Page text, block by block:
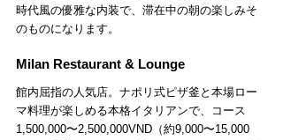
時代風の優雅な内装で、滞在中の朝の楽しみそ
のものになります。
Milan Restaurant & Lounge
館内屈指の人気店。ナポリ式ピザ釜と本場ロー
マ料理が楽しめる本格イタリアンで、コース
1,500,000〜2,500,000VND（約9,000〜15,000